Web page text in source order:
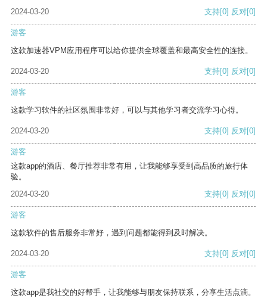
2024-03-20
支持[0] 反对[0]
游客
这款加速器VPM应用程序可以给你提供全球覆盖和最高安全性的连接。
2024-03-20 支持[0] 反对[0]
游客
这款学习软件的社区氛围非常好，可以与其他学习者交流学习心得。
2024-03-20 支持[0] 反对[0]
游客
这款app的酒店、餐厅推荐非常有用，让我能够享受到高品质的旅行体
验。
2024-03-20
支持[0] 反对[0]
游客
这款软件的售后服务非常好，遇到问题都能得到及时解决。
2024-03-20 支持[0] 反对[0]
游客
这款app是我社交的好帮手，让我能够与朋友保持联系，分享生活点滴。